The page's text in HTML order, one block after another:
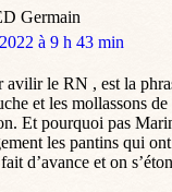
Germain
à 9 h 43 min
avilir le RN , est la
et les mollassons
Et pourquoi pas
les pantins qui
d’avance et on